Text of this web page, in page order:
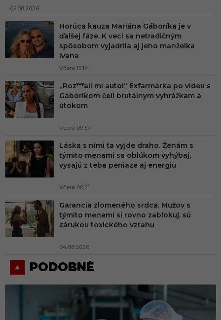
05.08.2026
Horúca kauza Mariána Gáboríka je v
ďalšej fáze. K veci sa netradičným
spôsobom vyjadrila aj jeho manželka
Ivana
Včera 15:14
„Roz***ali mi auto!“ Exfarmárka po videu s
Gáboríkom čelí brutálnym vyhrážkam a
útokom
Včera 09:57
Láska s nimi ťa vyjde draho. Ženám s
týmito menami sa oblúkom vyhýbaj,
vysajú z teba peniaze aj energiu
Včera 08:21
Garancia zlomeného srdca. Mužov s
týmito menami si rovno zablokuj, sú
zárukou toxického vzťahu
04.08.2026
PODOBNÉ